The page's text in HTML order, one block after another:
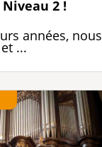
2 !
années, nous
...